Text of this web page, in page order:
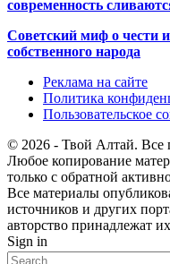
современность
Советский миф о чести
собственного народа
Реклама на сайте
Политика
Пользовательское
© 2026 - Твой Алтай. Все
Любое копирование
только с обратной
Все материалы
источников и других
авторство принадлежат
Sign in